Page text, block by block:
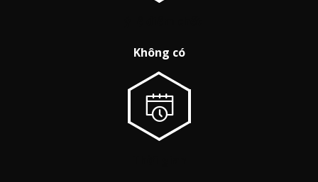
Không có